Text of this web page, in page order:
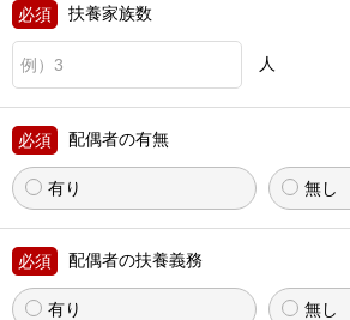
扶養家族数
人
配偶者の有無
有り 無し
配偶者の扶養義務
有り 無し